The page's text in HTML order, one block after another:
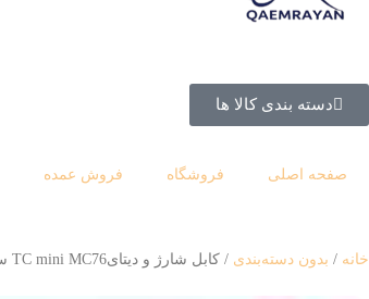
دسته بندی کالا ها
صفحه اصلی فروشگاه فروش عمده
خانه بدون دسته‌بندی كابل شارژ و دیتایTC mini MC76 سفید و مشکی